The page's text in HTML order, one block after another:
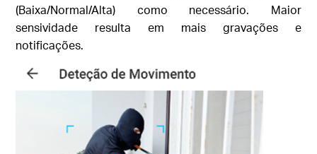
(Baixa/Normal/Alta) como necessário. Maior
sensividade resulta em mais gravações e
notificações.